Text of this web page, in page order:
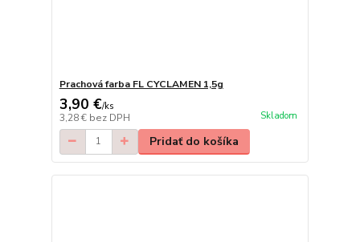
Prachová farba FL CYCLAMEN 1,5g
3,90 €/ks
3,28 € bez DPH Skladom
Pridať do košíka